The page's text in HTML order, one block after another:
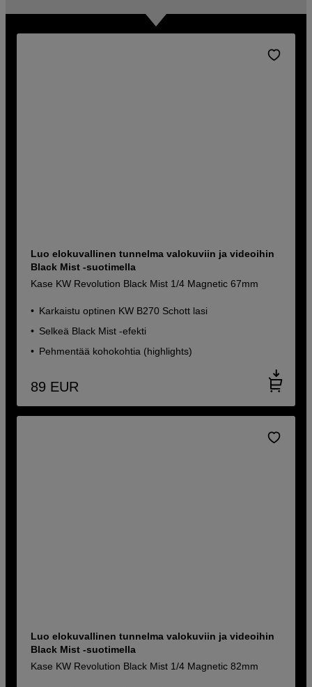
Luo elokuvallinen tunnelma valokuviin ja videoihin
Black Mist -suotimella
Kase KW Revolution Black Mist 1/4 Magnetic 67mm
Karkaistu optinen KW B270 Schott lasi
Selkeä Black Mist -efekti
Pehmentää kohokohtia (highlights)
89 EUR
Luo elokuvallinen tunnelma valokuviin ja videoihin
Black Mist -suotimella
Kase KW Revolution Black Mist 1/4 Magnetic 82mm